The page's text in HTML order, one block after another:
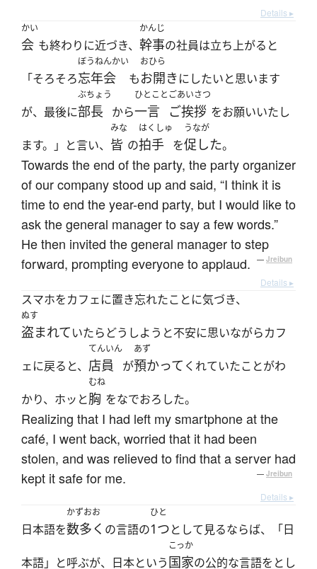
Details ▸
かい
会 も終わりに近づき、
かんじ
幹事の社員は立ち上がると
「そろそろ
ぼうねんかい
忘年会 も
おひら
お開きにしたいと思います
が、最後に
ぶちょう
部長 から
ひとこと
一言
ごあいさつ
ご挨拶 をお願いいたし
ます。」と言い、
みな
皆 の
はくしゅ
拍手 を
うなが
促した。
Towards the end of the party, the party organizer
of our company stood up and said, “I think it is
time to end the year-end party, but I would like to
ask the general manager to say a few words.”
He then invited the general manager to step
forward, prompting everyone to applaud.
— Jreibun
Details ▸
スマホをカフェに置き忘れたことに気づき、
ぬす
盗まれていたらどうしようと不安に思いながらカフ
ェに戻ると、
てんいん
店員 が
あず
預かって くれていたことがわ
かり、ホッと
むね
胸 をなでおろした。
Realizing that I had left my smartphone at the
café, I went back, worried that it had been
stolen, and was relieved to find that a server had
kept it safe for me.
— Jreibun
Details ▸
日本語を
かずおお
数多く の言語の
ひと
1つとして見るならば、「日
本語」と呼ぶが、日本という
こっか
国家の公的な言語をとし